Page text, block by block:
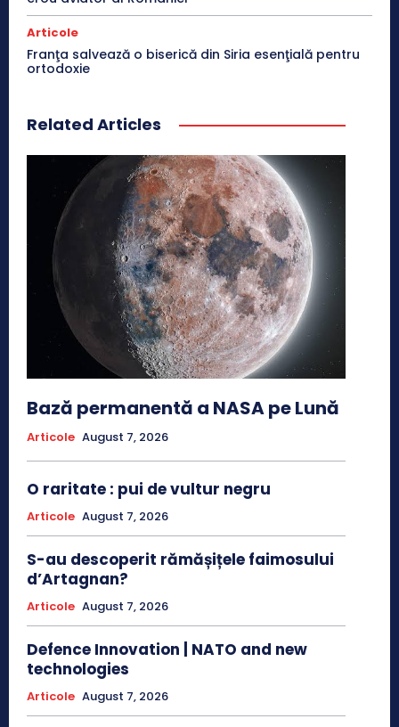
Articole
Franţa salvează o biserică din Siria esenţială pentru
ortodoxie
Related Articles
Bază permanentă a NASA pe Lună
Articole August 7, 2026
O raritate : pui de vultur negru
Articole August 7, 2026
S-au descoperit rămășițele faimosului
d’Artagnan?
Articole August 7, 2026
Defence Innovation | NATO and new
technologies
Articole August 7, 2026